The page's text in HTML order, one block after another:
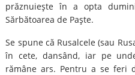
prăznuieşte în a opta
Sărbătoarea de Paşte.
Se spune că Rusalcele (sau
în cete, dansând, iar pe
rămâne ars. Pentru a se feri